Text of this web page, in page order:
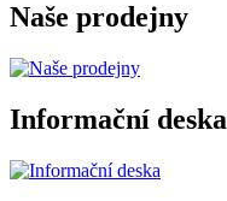
Naše prodejny
Informační deska